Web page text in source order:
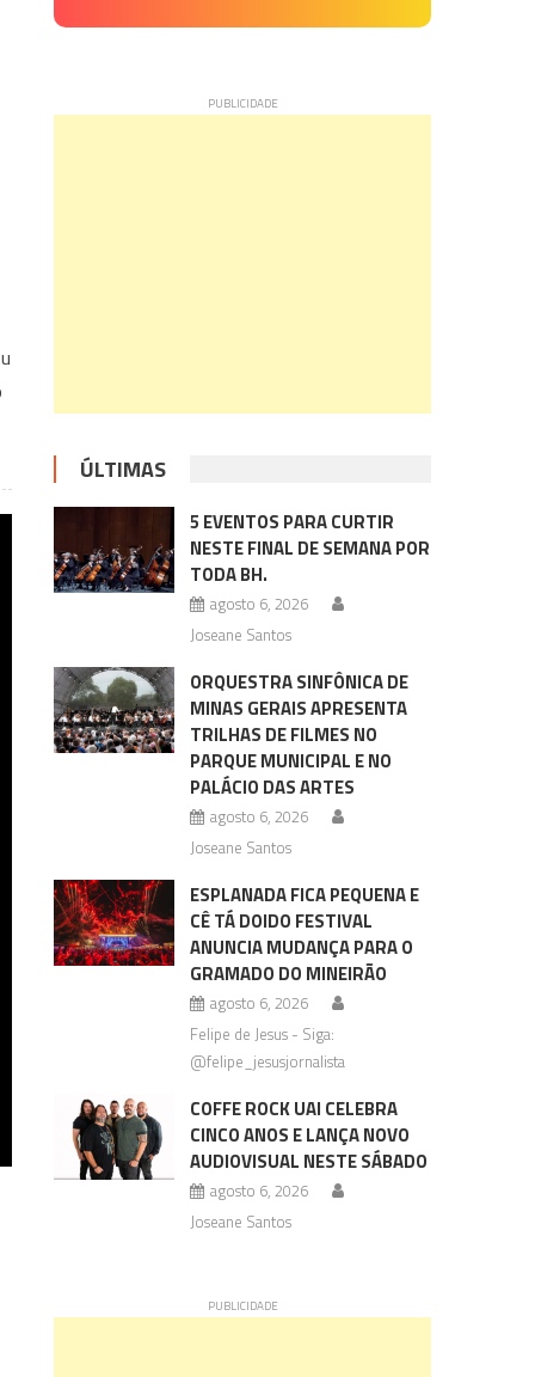
ÚLTIMAS
5 EVENTOS PARA CURTIR
NESTE FINAL DE SEMANA POR
TODA BH.
agosto 6, 2026
Joseane Santos
ORQUESTRA SINFÔNICA DE
MINAS GERAIS APRESENTA
TRILHAS DE FILMES NO
PARQUE MUNICIPAL E NO
PALÁCIO DAS ARTES
agosto 6, 2026
Joseane Santos
ESPLANADA FICA PEQUENA E
CÊ TÁ DOIDO FESTIVAL
ANUNCIA MUDANÇA PARA O
GRAMADO DO MINEIRÃO
agosto 6, 2026
Felipe de Jesus - Siga:
@felipe_jesusjornalista
COFFE ROCK UAI CELEBRA
CINCO ANOS E LANÇA NOVO
AUDIOVISUAL NESTE SÁBADO
agosto 6, 2026
Joseane Santos